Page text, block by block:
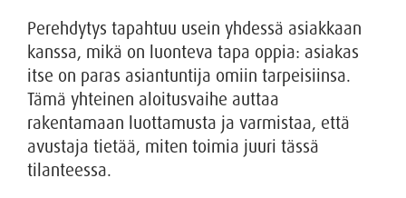
Perehdytys tapahtuu usein yhdessä asiakkaan
kanssa, mikä on luonteva tapa oppia: asiakas
itse on paras asiantuntija omiin tarpeisiinsa.
Tämä yhteinen aloitusvaihe auttaa
rakentamaan luottamusta ja varmistaa, että
avustaja tietää, miten toimia juuri tässä
tilanteessa.